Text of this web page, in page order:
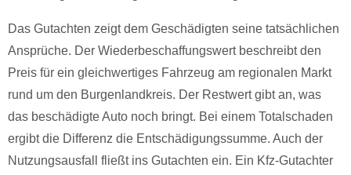
Das Gutachten zeigt dem Geschädigten seine tatsächlichen
Ansprüche. Der Wiederbeschaffungswert beschreibt den
Preis für ein gleichwertiges Fahrzeug am regionalen Markt
rund um den Burgenlandkreis. Der Restwert gibt an, was
das beschädigte Auto noch bringt. Bei einem Totalschaden
ergibt die Differenz die Entschädigungssumme. Auch der
Nutzungsausfall fließt ins Gutachten ein. Ein Kfz-Gutachter